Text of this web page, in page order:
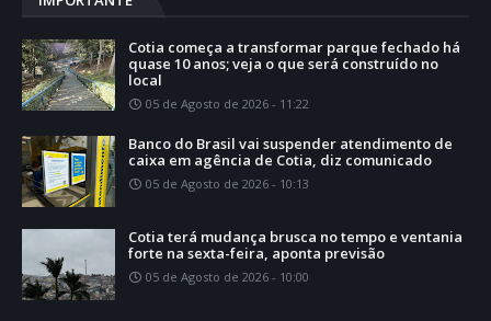
Cotia começa a transformar parque fechado há
quase 10 anos; veja o que será construído no
local
05 de Agosto de 2026 - 11:22
Banco do Brasil vai suspender atendimento de
caixa em agência de Cotia, diz comunicado
05 de Agosto de 2026 - 10:13
Cotia terá mudança brusca no tempo e ventania
forte na sexta-feira, aponta previsão
05 de Agosto de 2026 - 10:00